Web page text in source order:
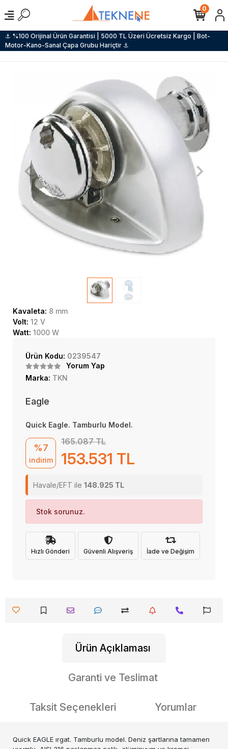
⚓ %100 Orijinal Ürün Garantisi | 5000 TL Üzeri Ücretsiz Kargo | Bot-
Motor-Kano-Sanal Çapa Grubu Hariçtir ⚓
0
Kavaleta: 8 mm
Volt: 12 V
Watt: 1000 W
Ürün Kodu: 0239547
Yorum Yap
Marka: TKN
Eagle
Quick Eagle. Tamburlu Model.
%7
indirim
165.087 TL
153.531 TL
Havale/EFT ile 148.925 TL
Stok sorunuz.
Hızlı Gönderi Güvenli Alışveriş İade ve Değişim
Ürün Açıklaması
Garanti ve Teslimat
Taksit Seçenekleri Yorumlar
Quick EAGLE ırgat. Tamburlu model. Deniz şartlarına tamamen